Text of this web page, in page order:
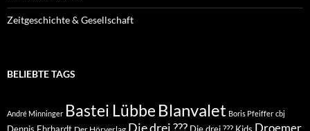
Zeitgeschichte & Gesellschaft
BELIEBTE TAGS
André Minninger Bastei Lübbe Blanvalet Boris Pfeiffer cbj
Dennis Ehrhardt Die drei ??? Die drei ??? Kids Droemer